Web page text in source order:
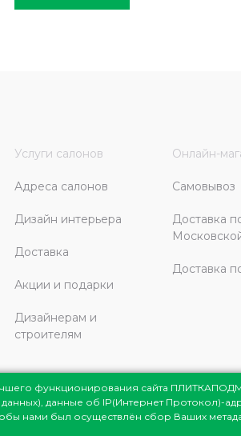
Услуги салонов
Адреса салонов
Дизайн интерьера
Доставка
Акции и подарки
Дизайнерам и
строителям
Онлайн-
Самовывоз
Доставка
Доставка
© 1998-2026
представлена на сайте
функционирования сайта
данных), данные об IP(Интернет Протокол)-
нами был осуществлён сбор Ваших